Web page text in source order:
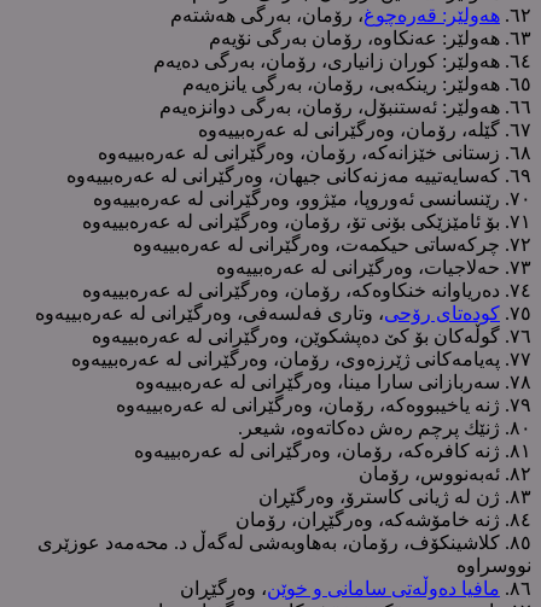
٦٢. هەولێر: قەرەچوغ، رۆمان، بەرگی هەشتەم
٦٣. هەولێر: عەنکاوە، رۆمان بەرگی نۆیەم
٦٤. هەولێر: کوران زانیاری، رۆمان، بەرگی دەیەم
٦٥. هەولێر: رینکەبی، رۆمان، بەرگی یانزەیەم
٦٦. هەولێر: ئەستنبۆل، رۆمان، بەرگی دوانزەیەم
٦٧. گێلە، رۆمان، وەرگێرانی لە عەرەبییەوە
٦٨. زستانی خێزانەکە، رۆمان، وەرگێرانی لە عەرەبییەوە
٦٩. کەسایەتییە مەزنەکانی جیهان، وەرگێرانی لە عەرەبییەوە
٧٠. رێنسانسی ئەوروپا، مێژوو، وەرگێرانی لە عەرەبییەوە
٧١. بۆ ئامێزێکی بۆنی تۆ، رۆمان، وەرگێرانی لە عەرەبییەوە
٧٢. چرکەساتی حیکمەت، وەرگێرانی لە عەرەبییەوە
٧٣. حەلاجیات، وەرگێرانی لە عەرەبییەوە
٧٤. دەریاوانە خنکاوەکە، رۆمان، وەرگێرانی لە عەرەبییەوە
٧٥. کودەتای رۆحی، وتاری فەلسەفی، وەرگێرانی لە عەرەبییەوە
٧٦. گوڵەکان بۆ کێ دەپشکوێن، وەرگێرانی لە عەرەبییەوە
٧٧. پەیامەکانی ژێرزەوی، رۆمان، وەرگێرانی لە عەرەبییەوە
٧٨. سەربازانی سارا مینا، وەرگێرانی لە عەرەبییەوە
٧٩. ژنە یاخیبووەکە، رۆمان، وەرگێرانی لە عەرەبییەوە
٨٠. ژنێك پرچم رەش دەکاتەوە، شیعر.
٨١. ژنە کافرەکە، رۆمان، وەرگێرانی لە عەرەبییەوە
٨٢. ئەبەنووس، رۆمان
٨٣. ژن لە ژیانی کاسترۆ، وەرگێڕان
٨٤. ژنە خامۆشەکە، وەرگێڕان، رۆمان
٨٥. کلاشینکۆف، رۆمان، بەهاوبەشی لەگەڵ د. محەمەد عوزێری
نووسراوە
٨٦. مافیا دەوڵەتی سامانی و خوێن، وەرگێڕان